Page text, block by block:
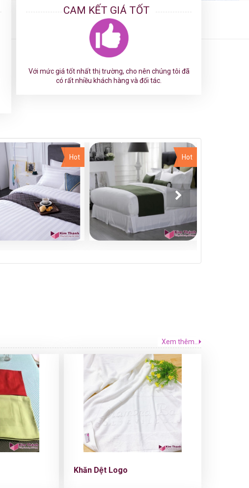
CAM KẾT GIÁ TỐT
Với mức giá tốt nhất thị trường, cho nên chúng tôi đã
có rất nhiều khách hàng và đối tác.
Hot Hot
Xem thêm...
Khăn Dệt Logo